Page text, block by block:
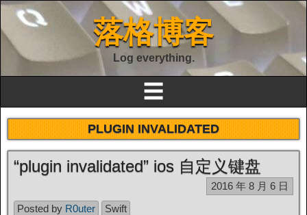
落格博客
Log everything.
☰
PLUGIN INVALIDATED
“plugin invalidated” ios 自定义键盘
2016 年 8 月 6 日
Posted by R0uter Swift